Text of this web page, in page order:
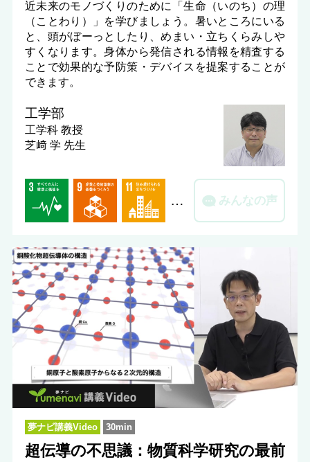
近未来のモノづくりのために「生命（いのち）の理
（ことわり）」を学びましょう。暑いところにいる
と、頭がぼーっとしたり、めまい・立ちくらみしや
すくなります。身体から発信される情報を精査する
ことで効果的な予防策・デバイスを提案することが
できます。
工学部
工学科 教授
芝﨑 学 先生
… みんなの声
夢ナビ講義Video 30min
超伝導の不思議：物質科学研究の最前